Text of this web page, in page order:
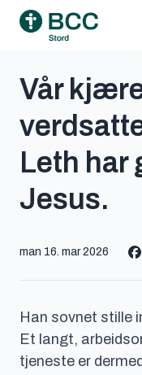
Vår
Leth har
Jesus.
man 16. mar 2026
Han sovnet stille
Et langt,
tjeneste er